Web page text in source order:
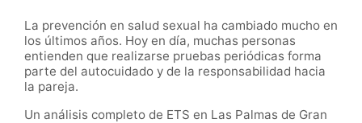
La prevención en salud sexual ha cambiado mucho en
los últimos años. Hoy en día, muchas personas
entienden que realizarse pruebas periódicas forma
parte del autocuidado y de la responsabilidad hacia
la pareja.
Un análisis completo de ETS en Las Palmas de Gran